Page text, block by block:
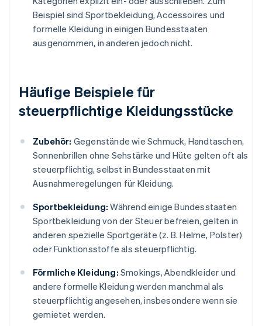
Beispiel sind Sportbekleidung, Accessoires und
formelle Kleidung in einigen Bundesstaaten
ausgenommen, in anderen jedoch nicht.
Häufige Beispiele für
steuerpflichtige Kleidungsstücke
Zubehör: Gegenstände wie Schmuck, Handtaschen,
Sonnenbrillen ohne Sehstärke und Hüte gelten oft als
steuerpflichtig, selbst in Bundesstaaten mit
Ausnahmeregelungen für Kleidung.
Sportbekleidung: Während einige Bundesstaaten
Sportbekleidung von der Steuer befreien, gelten in
anderen spezielle Sportgeräte (z. B. Helme, Polster)
oder Funktionsstoffe als steuerpflichtig.
Förmliche Kleidung: Smokings, Abendkleider und
andere formelle Kleidung werden manchmal als
steuerpflichtig angesehen, insbesondere wenn sie
gemietet werden.